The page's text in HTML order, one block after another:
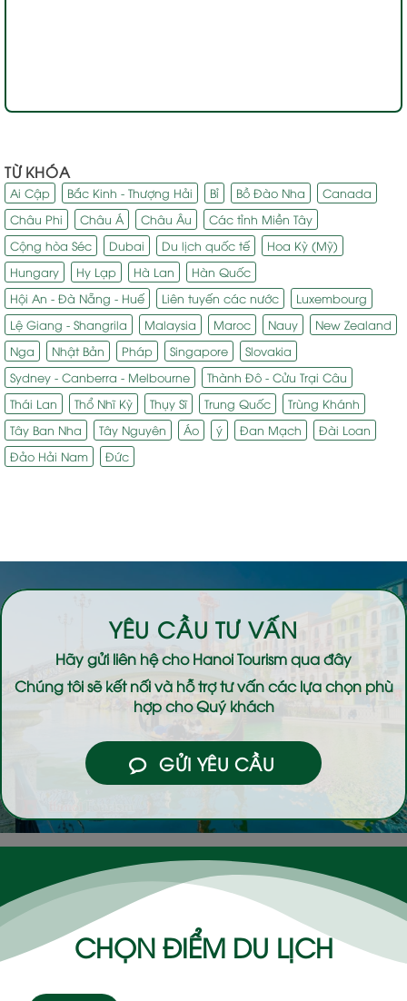
TỪ KHÓA
Ai Cập Bắc Kinh - Thượng Hải Bỉ Bồ Đào Nha
Canada
Châu Phi
Châu Á Châu Âu
Các tỉnh Miền Tây
Cộng hòa Séc
Dubai Du lịch quốc tế
Hoa Kỳ (Mỹ)
Hungary
Hy Lạp Hà Lan
Hàn Quốc
Hội An - Đà Nẵng - Huế
Liên tuyến các nước
Luxembourg
Lệ Giang - Shangrila
Malaysia Maroc Nauy
New Zealand
Nga
Nhật Bản Pháp Singapore
Slovakia
Sydney - Canberra - Melbourne
Thành Đô - Cửu Trại Câu
Thái Lan
Thổ Nhĩ Kỳ Thụy Sĩ Trung Quốc
Trùng Khánh
Tây Ban Nha
Tây Nguyên Áo ý Đan Mạch
Đài Loan
Đảo Hải Nam
Đức
YÊU CẦU TƯ VẤN
Hãy gửi liên hệ choHanoi Tourismqua đây
Chúng tôi sẽ kết nối và hỗ trợ tư vấn các lựa chọn phù
hợp cho Quý khách
GỬI YÊU CẦU
CHỌN ĐIỂM DU LỊCH